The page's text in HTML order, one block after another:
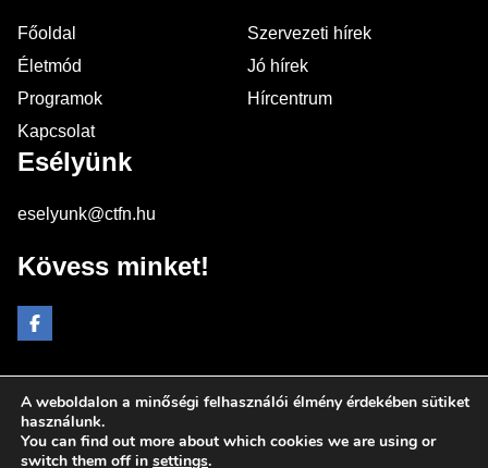
Főoldal
Szervezeti hírek
Életmód
Jó hírek
Programok
Hírcentrum
Kapcsolat
Esélyünk
eselyunk@ctfn.hu
Kövess minket!
Copyright © 2024 eselyunk.hu. Minden jog fenntartva.
Általános Szerződési Feltételek
Adatkezelési Nyilatkozat
A weboldalon a minőségi felhasználói élmény érdekében sütiket
használunk.
You can find out more about which cookies we are using or
switch them off in settings.